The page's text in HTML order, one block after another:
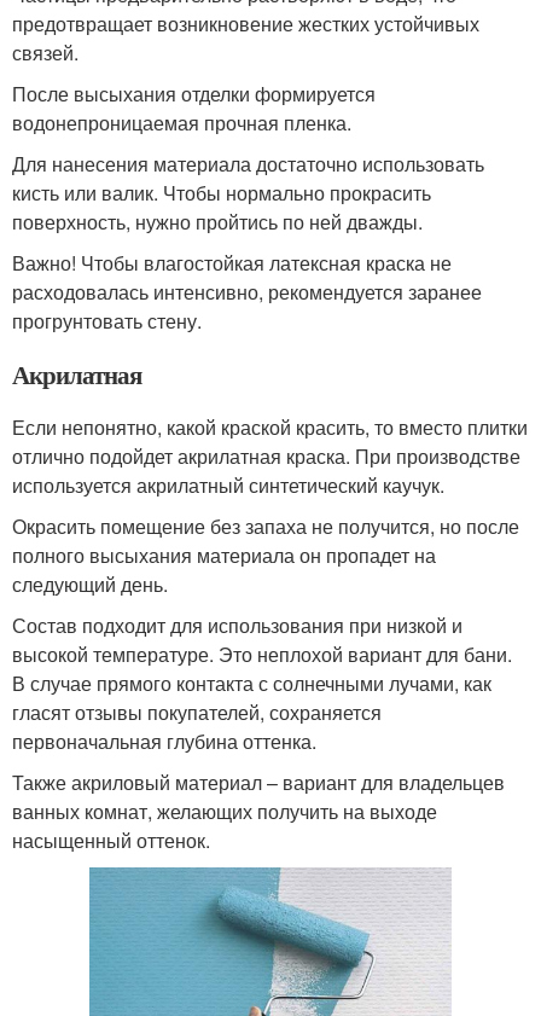
предотвращает возникновение жестких устойчивых
связей.
После высыхания отделки формируется
водонепроницаемая прочная пленка.
Для нанесения материала достаточно использовать
кисть или валик. Чтобы нормально прокрасить
поверхность, нужно пройтись по ней дважды.
Важно! Чтобы влагостойкая латексная краска не
расходовалась интенсивно, рекомендуется заранее
прогрунтовать стену.
Акрилатная
Если непонятно, какой краской красить, то вместо плитки
отлично подойдет акрилатная краска. При производстве
используется акрилатный синтетический каучук.
Окрасить помещение без запаха не получится, но после
полного высыхания материала он пропадет на
следующий день.
Состав подходит для использования при низкой и
высокой температуре. Это неплохой вариант для бани.
В случае прямого контакта с солнечными лучами, как
гласят отзывы покупателей, сохраняется
первоначальная глубина оттенка.
Также акриловый материал – вариант для владельцев
ванных комнат, желающих получить на выходе
насыщенный оттенок.